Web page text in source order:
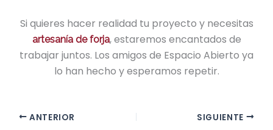
Si quieres hacer realidad tu proyecto y necesitas
artesanía de forja, estaremos encantados de
trabajar juntos. Los amigos de Espacio Abierto ya
lo han hecho y esperamos repetir.
ANTERIOR SIGUIENTE